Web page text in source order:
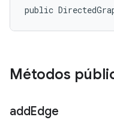
public
Métodos
addEdge